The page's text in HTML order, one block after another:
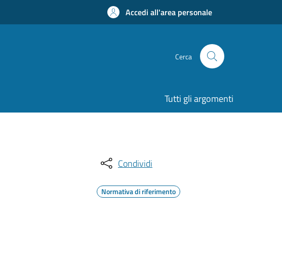
Accedi all'area personale
Cerca
Tutti gli argomenti
Condividi
Normativa di riferimento